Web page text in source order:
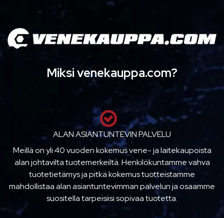
Miksi venekauppa.com?
ALAN ASIANTUNTEVIN PALVELU
Meillä on yli 40 vuoden kokemus vene- ja laitekaupoista
alan johtavilta tuotemerkeiltä. Henkilökuntamme vahva
tuotetietämys ja pitkä kokemus tuotteistamme
mahdollistaa alan asiantuntevimman palvelun ja osaamme
suositella tarpeisiisi sopivaa tuotetta.